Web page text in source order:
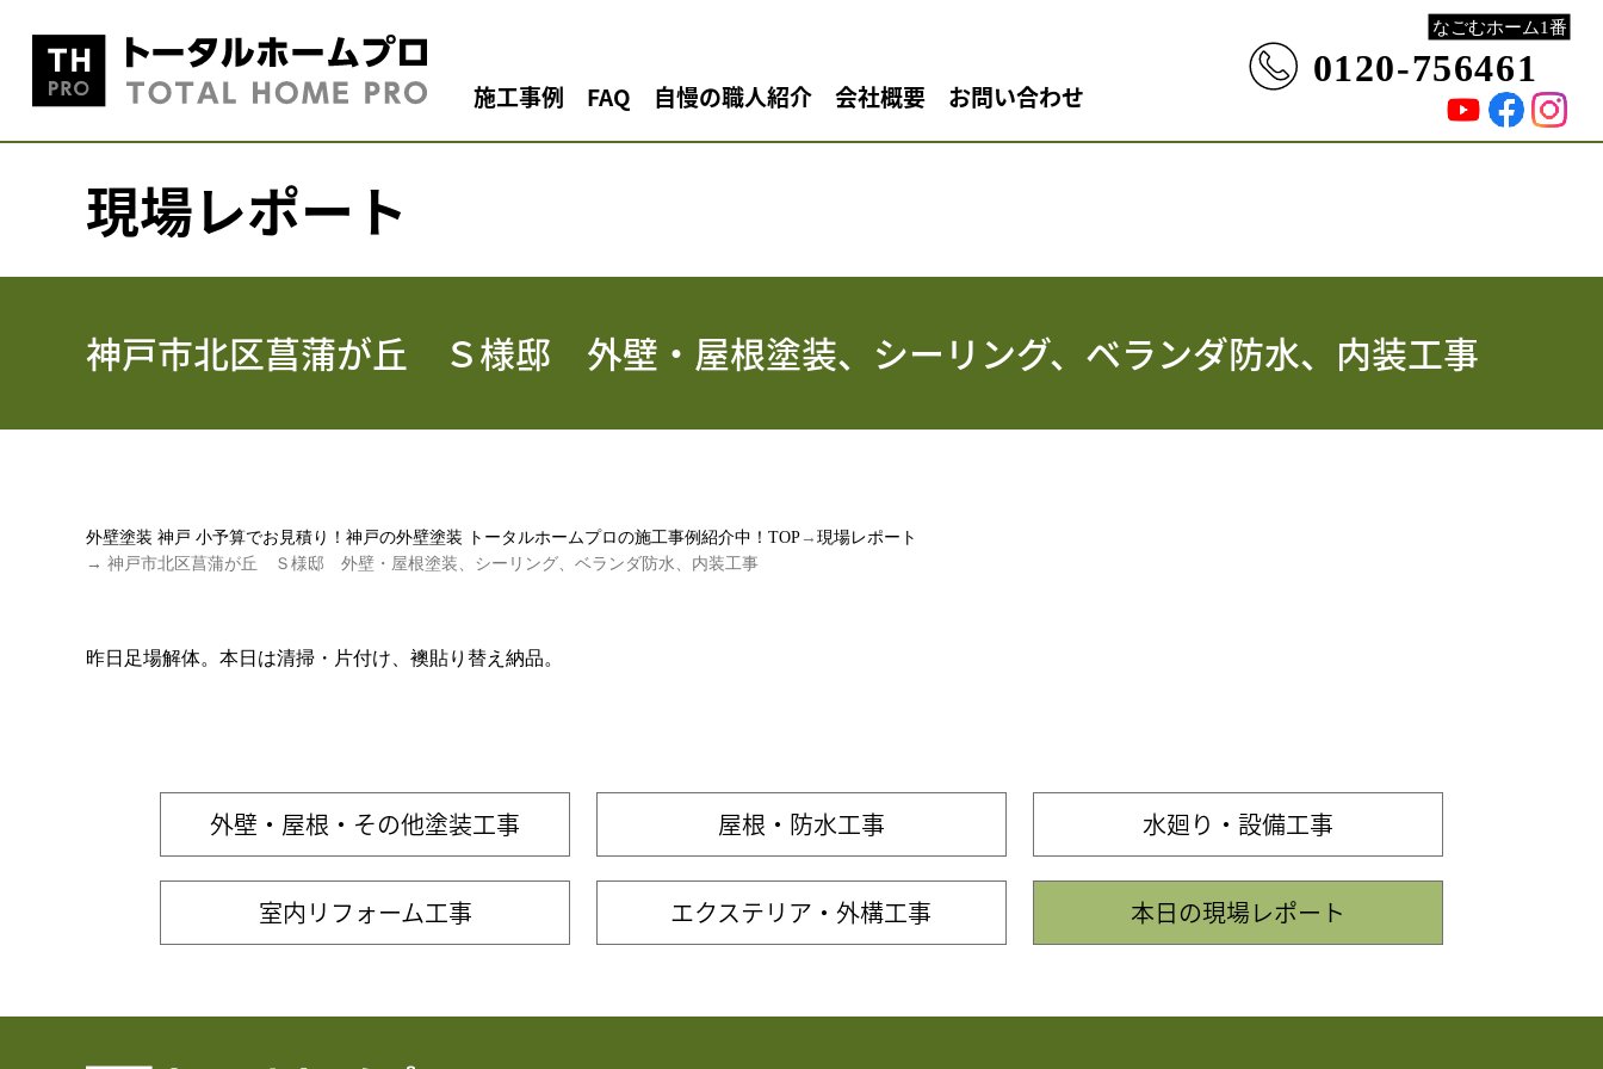
施工事例 FAQ 自慢の職人紹介 会社概要 お問い合わせ
現場レポート
神戸市北区菖蒲が丘 Ｓ様邸 外壁・屋根塗装、シーリング、ベランダ防水、内装工事
外壁塗装 神戸 小予算でお見積り！神戸の外壁塗装 トータルホームプロの施工事例紹介中！TOP → 現場レポート
→ 神戸市北区菖蒲が丘 Ｓ様邸 外壁・屋根塗装、シーリング、ベランダ防水、内装工事
昨日足場解体。本日は清掃・片付け、襖貼り替え納品。
外壁・屋根・その他塗装工事 屋根・防水工事 水廻り・設備工事
室内リフォーム工事 エクステリア・外構工事 本日の現場レポート